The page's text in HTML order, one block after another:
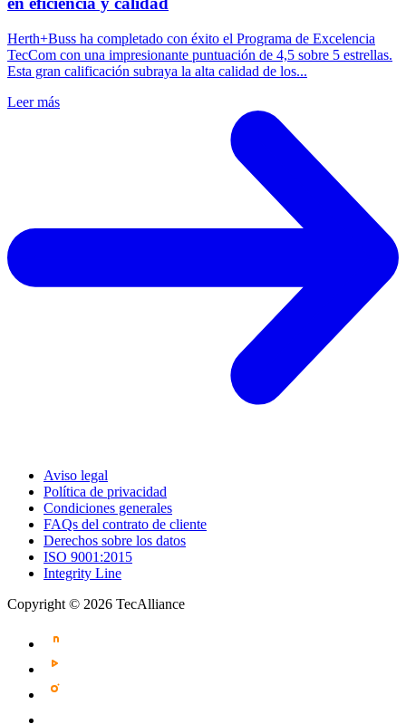
Herth+Buss ha completado con éxito el Programa de Excelencia
TecCom con una impresionante puntuación de 4,5 sobre 5 estrellas.
Esta gran calificación subraya la alta calidad de los...
Leer más
Aviso legal
Política de privacidad
Condiciones generales
FAQs del contrato de cliente
Derechos sobre los datos
ISO 9001:2015
Integrity Line
Copyright © 2026 TecAlliance